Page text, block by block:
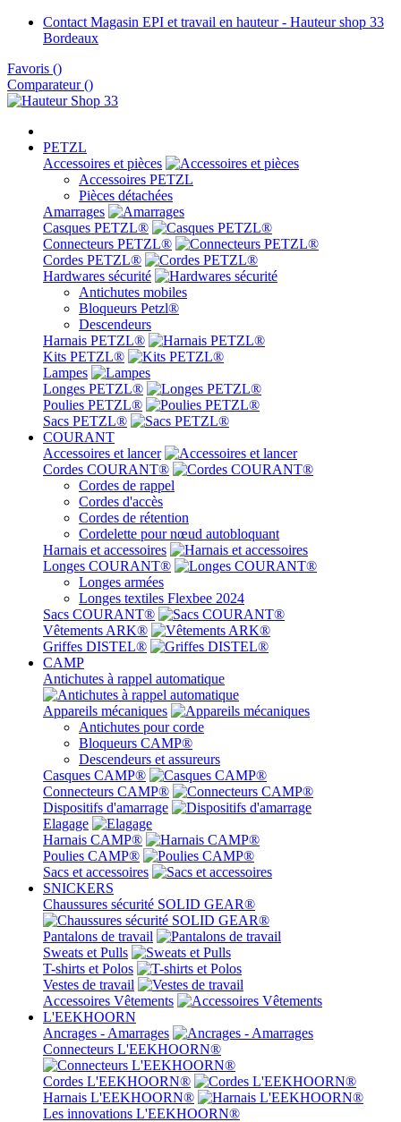
Contact Magasin EPI et travail en hauteur - Hauteur shop 33
Bordeaux
Favoris ()
Comparateur ()
PETZL
Accessoires et pièces
Accessoires PETZL
Pièces détachées
Amarrages
Casques PETZL®
Connecteurs PETZL®
Cordes PETZL®
Hardwares sécurité
Antichutes mobiles
Bloqueurs Petzl®
Descendeurs
Harnais PETZL®
Kits PETZL®
Lampes
Longes PETZL®
Poulies PETZL®
Sacs PETZL®
COURANT
Accessoires et lancer
Cordes COURANT®
Cordes de rappel
Cordes d'accès
Cordes de rétention
Cordelette pour nœud autobloquant
Harnais et accessoires
Longes COURANT®
Longes armées
Longes textiles Flexbee 2024
Sacs COURANT®
Vêtements ARK®
Griffes DISTEL®
CAMP
Antichutes à rappel automatique
Appareils mécaniques
Antichutes pour corde
Bloqueurs CAMP®
Descendeurs et assureurs
Casques CAMP®
Connecteurs CAMP®
Dispositifs d'amarrage
Elagage
Harnais CAMP®
Poulies CAMP®
Sacs et accessoires
SNICKERS
Chaussures sécurité SOLID GEAR®
Pantalons de travail
Sweats et Pulls
T-shirts et Polos
Vestes de travail
Accessoires Vêtements
L'EEKHOORN
Ancrages - Amarrages
Connecteurs L'EEKHOORN®
Cordes L'EEKHOORN®
Harnais L'EEKHOORN®
Les innovations L'EEKHOORN®